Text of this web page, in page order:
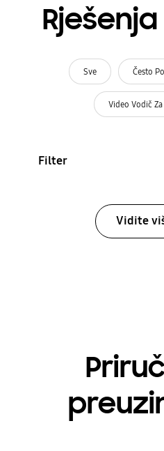
Sve Često
Video Vodič
Filter
Vidite